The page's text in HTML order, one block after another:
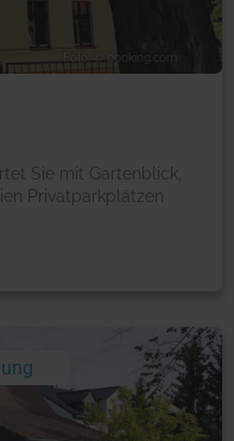
Foto: © booking.com
Sie mit Gartenblick,
Privatparkplätzen